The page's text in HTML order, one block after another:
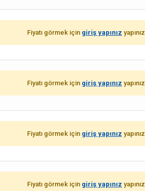
Fiyatı görmek için giriş yapınız yapınız
Fiyatı görmek için giriş yapınız yapınız
Fiyatı görmek için giriş yapınız yapınız
Fiyatı görmek için giriş yapınız yapınız